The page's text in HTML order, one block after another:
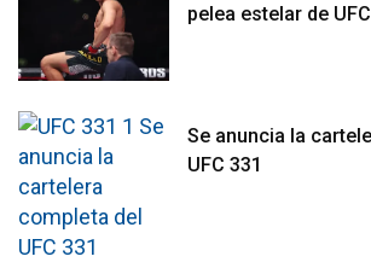
pelea estelar de
Se anuncia la
UFC 331